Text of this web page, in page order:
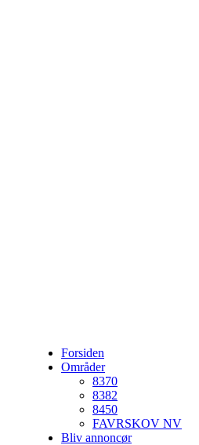
Forsiden
Områder
8370
8382
8450
FAVRSKOV NV
Bliv annoncør